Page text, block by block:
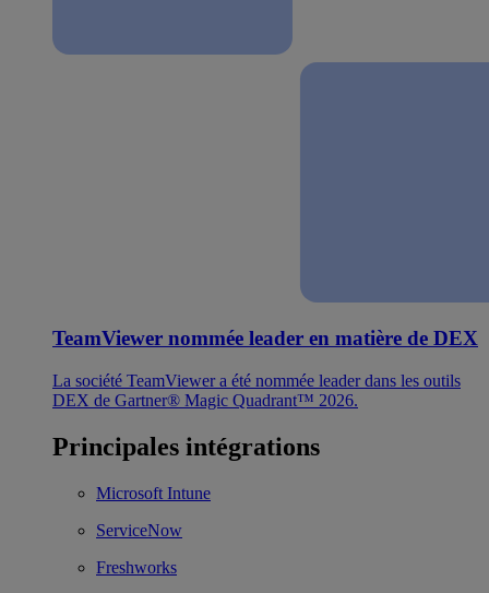
TeamViewer nommée leader en matière de DEX
La société TeamViewer a été nommée leader dans les outils
DEX de Gartner® Magic Quadrant™ 2026.
Principales intégrations
Microsoft Intune
ServiceNow
Freshworks